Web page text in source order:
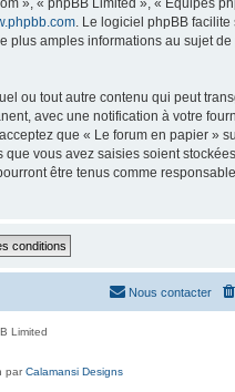
. Le logiciel phpBB
plus amples informations au sujet
ou tout autre contenu qui peut
avec une notification à votre
que « Le forum en papier »
vous avez saisies soient
être tenus comme
Nous contacter
Limited
parCalamansi Designs